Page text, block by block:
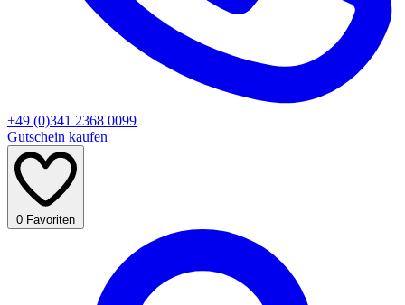
+49 (0)341 2368 0099
Gutschein kaufen
0 Favoriten